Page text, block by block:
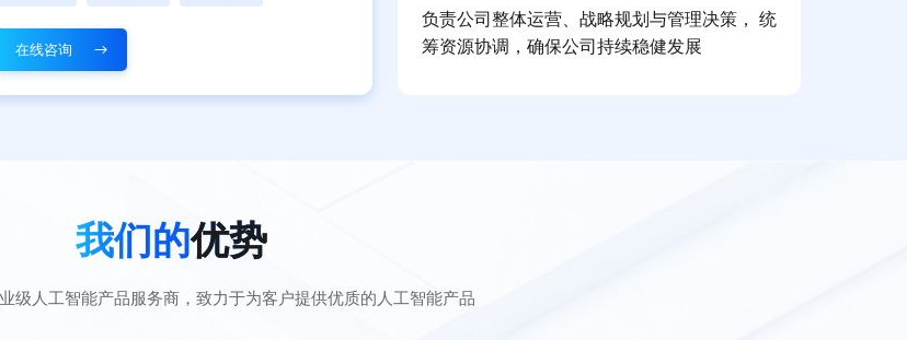
在线咨询
负责公司整体运营、战略规划与管理决策， 统
筹资源协调，确保公司持续稳健发展
我们的优势
级人工智能产品服务商，致力于为客户提供优质的人工智能产品